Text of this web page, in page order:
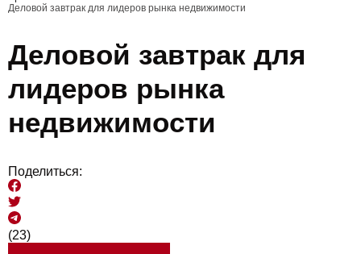
Деловой завтрак для лидеров рынка недвижимости
Деловой завтрак для
лидеров рынка
недвижимости
Поделиться:
(23)